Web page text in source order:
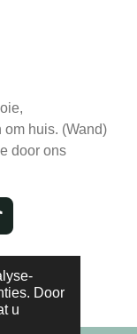
Door
u
huis. (Wand)
door ons